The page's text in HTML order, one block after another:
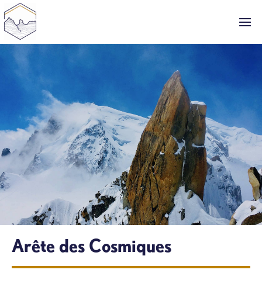
Arête des Cosmiques